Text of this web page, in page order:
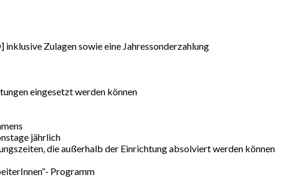
Zulagen sowie eine Jahressonderzahlung
eingesetzt werden können
jährlich
die außerhalb der Einrichtung absolviert werden können
Programm